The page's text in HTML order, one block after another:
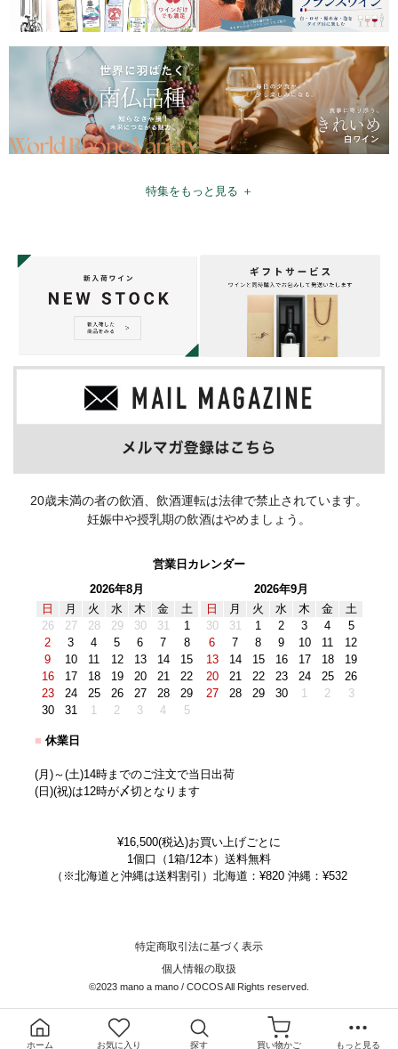
特集をもっと見る ＋
20歳未満の者の飲酒、飲酒運転は法律で禁止されています。
妊娠中や授乳期の飲酒はやめましょう。
営業日カレンダー
2026年8月
日
月 火 水 木 金
土
26
27 28 29 30 31
1
2
3 4 5 6 7
8
9
10 11 12 13 14
15
16
17 18 19 20 21
22
23
24 25 26 27 28
29
30
31 1 2 3 4 5
2026年9月
日
月 火 水 木 金
土
30
31 1 2 3 4
5
6
7 8 9 10 11
12
13
14 15 16 17 18
19
20
21 22 23 24 25
26
27
28 29 30 1 2 3
■ 休業日
(月)～(土)14時までのご注文で当日出荷
(日)(祝)は12時が〆切となります
¥16,500(税込)お買い上げごとに
1個口（1箱/12本）送料無料
（※北海道と沖縄は送料割引）北海道：¥820 沖縄：¥532
特定商取引法に基づく表示
個人情報の取扱
©2023 mano a mano / COCOS All Rights reserved.
ホーム お気に入り 探す 買い物かご もっと見る